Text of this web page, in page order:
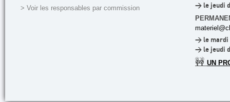
> Voir les responsables par commission
> le jeudi
> le mardi
> le jeudi
🚧 UN